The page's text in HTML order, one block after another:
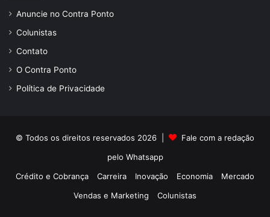
Anuncie no Contra Ponto
Colunistas
Contato
O Contra Ponto
Política de Privacidade
© Todos os direitos reservados 2026 |
Fale com a redação
pelo Whatsapp
Crédito e Cobrança
Carreira Inovação Economia
Mercado
Vendas e Marketing
Colunistas